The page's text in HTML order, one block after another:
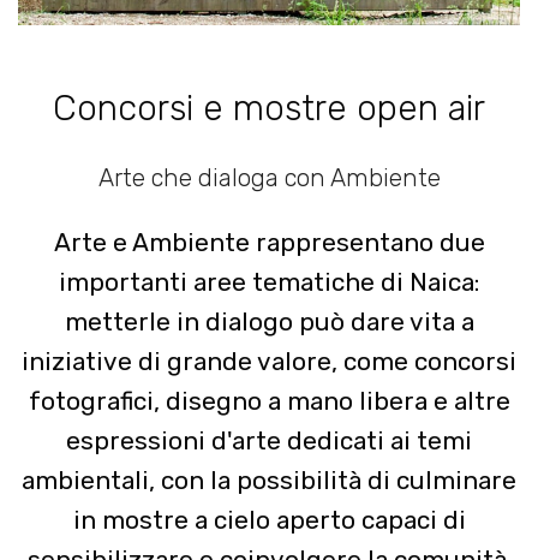
Concorsi e mostre open air
Arte che dialoga con Ambiente
Arte e Ambiente rappresentano due
importanti aree tematiche di Naica:
metterle in dialogo può dare vita a
iniziative di grande valore, come concorsi
fotografici, disegno a mano libera e altre
espressioni d'arte dedicati ai temi
ambientali, con la possibilità di culminare
in mostre a cielo aperto capaci di